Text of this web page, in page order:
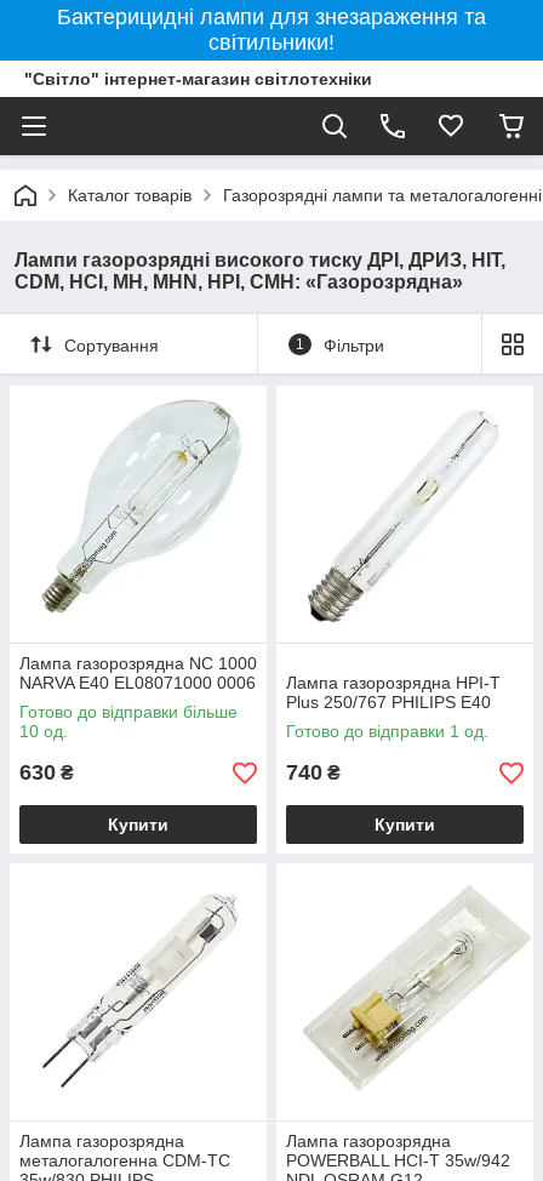
Бактерицидні лампи для знезараження та
світильники!
"Світло" інтернет-магазин світлотехніки
Каталог товарів Газорозрядні лампи та
Лампи газорозрядні високого тиску ДРІ, ДРИЗ, HIT,
CDM, HCI, MH, MHN, HPI, CMH: «Газорозрядна»
Сортування 1 Фільтри
Лампа газорозрядна NC 1000
NARVA E40 EL08071000 0006
Готово до відправки більше
10 од.
630 ₴
Купити
Лампа газорозрядна HPI-T
Plus 250/767 PHILIPS Е40
Готово до відправки 1 од.
740 ₴
Купити
Лампа газорозрядна
металогалогенна CDM-TC
Лампа газорозрядна
POWERBALL HCI-T 35w/942